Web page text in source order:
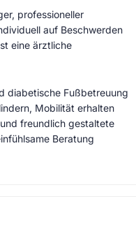
professioneller
auf Beschwerden
eine ärztliche
diabetische Fußbetreuung
Mobilität erhalten
freundlich gestaltete
Beratung